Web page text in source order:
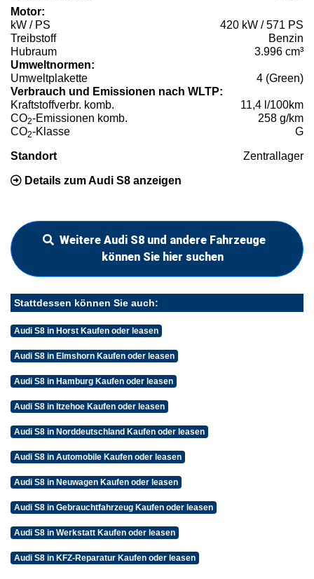
Motor:
kW / PS
420 kW / 571 PS
Treibstoff
Benzin
Hubraum
3.996 cm³
Umweltnormen:
Umweltplakette
4 (Green)
Verbrauch und Emissionen nach WLTP:
Kraftstoffverbr. komb.
11,4 l/100km
CO2-Emissionen komb.
258 g/km
CO2-Klasse G
Standort Zentrallager
Details zum Audi S8 anzeigen
Weitere Audi S8 und andere Fahrzeuge
können Sie hier suchen
Stattdessen können Sie auch:
Audi S8 in Horst Kaufen oder leasen
Audi S8 in Elmshorn Kaufen oder leasen
Audi S8 in Hamburg Kaufen oder leasen
Audi S8 in Itzehoe Kaufen oder leasen
Audi S8 in Norddeutschland Kaufen oder leasen
Audi S8 in Automobile Kaufen oder leasen
Audi S8 in Neuwagen Kaufen oder leasen
Audi S8 in Gebrauchtfahrzeug Kaufen oder leasen
Audi S8 in Werkstatt Kaufen oder leasen
Audi S8 in KFZ-Reparatur Kaufen oder leasen